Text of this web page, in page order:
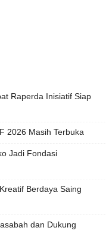
Raperda Inisiatif Siap
2026 Masih Terbuka
Jadi Fondasi
Berdaya Saing
dan Dukung